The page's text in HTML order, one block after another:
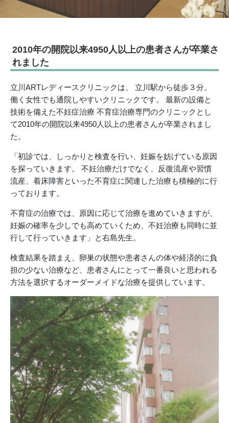
2010年の開院以来4950人以上の患者さんが卒業さ
れました
立川ARTレディースクリニックは、 立川駅から徒歩３分。
働く女性でも通院しやすいクリニックです。 最新の設備と
技術を備えた不妊症治療 不育症治療専門のクリニックとし
て2010年の開院以来4950人以上の患者さんが卒業されまし
た。
「初診では、しっかりと検査を行い、妊娠を妨げている原因
を探っていきます。 不妊治療だけでなく、反復流産や習慣
流産、着床障害といった不育症に関連した治療も積極的に行
っております。
不育症の治療では、原因に応じて治療を進めていきますが、
妊娠の確率を少しでも高めていくため、不妊治療も同時に並
行して行っていきます」と右島先生。
検査結果を踏まえ、卵巣の状態や患者さんの体や経済的に負
担の少ない治療など、患者さんにとって一番良いと思われる
方法を選択するオーダーメイドな治療を提供しています。